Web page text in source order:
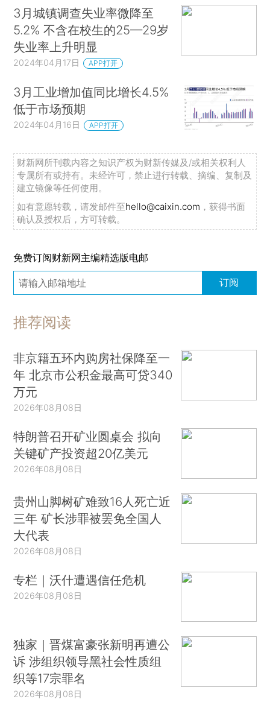
3月城镇调查失业率微降至
5.2% 不含在校生的25—29岁
失业率上升明显
2024年04月17日 APP打开
3月工业增加值同比增长4.5%
低于市场预期
2024年04月16日 APP打开
财新网所刊载内容之知识产权为财新传媒及/或相关权利人
专属所有或持有。未经许可，禁止进行转载、摘编、复制及
建立镜像等任何使用。
如有意愿转载，请发邮件至hello@caixin.com ，获得书面
确认及授权后，方可转载。
免费订阅财新网主编精选版电邮
订阅
推荐阅读
非京籍五环内购房社保降至一
年 北京市公积金最高可贷340
万元
2026年08月08日
特朗普召开矿业圆桌会 拟向
关键矿产投资超20亿美元
2026年08月08日
贵州山脚树矿难致16人死亡近
三年 矿长涉罪被罢免全国人
大代表
2026年08月08日
专栏｜沃什遭遇信任危机
2026年08月08日
独家｜晋煤富豪张新明再遭公
诉 涉组织领导黑社会性质组
织等17宗罪名
2026年08月08日